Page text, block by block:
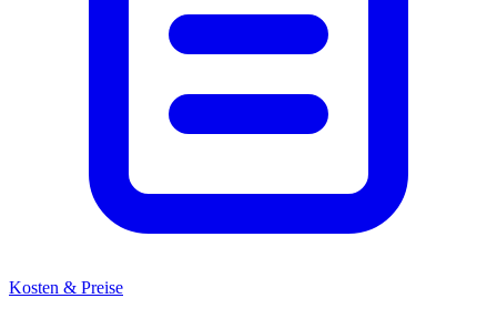
Kosten & Preise